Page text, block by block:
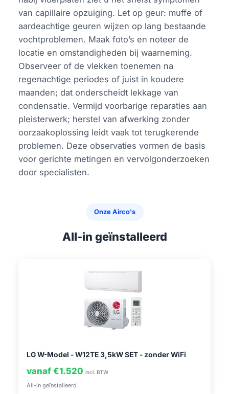
van capillaire opzuiging. Let op geur: muffe of
aardeachtige geuren wijzen op lang bestaande
vochtproblemen. Maak foto’s en noteer de
locatie en omstandigheden bij waarneming.
Observeer of de vlekken toenemen na
regenachtige periodes of juist in koudere
maanden; dat onderscheidt lekkage van
condensatie. Vermijd voorbarige reparaties aan
pleisterwerk; herstel van afwerking zonder
oorzaakoplossing leidt vaak tot terugkerende
problemen. Deze observaties vormen de basis
voor gerichte metingen en vervolgonderzoeken
door specialisten.
Onze Airco's
All-in geïnstalleerd
LG W-Model - W12TE 3,5kW SET - zonder WiFi
vanaf €1.520 incl. BTW
All-in geïnstalleerd